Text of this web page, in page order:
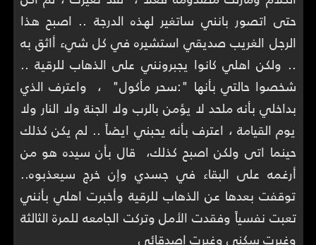
حتى اتصور بانني ساتغير لهذه الدرجة .. اصبح هذا
الرجل الغريب صديقي استشيره في كل شيء أاثق به
.. ولكن اهلي كانوا يجبرونني على الذهاب للرقية ..
شخصوا حالتي بأنها ":سحر مأكول" ، واعترف الذي
بداخلي بأنه ملحد لا يؤمن بالرب ولا الجنة ولا النار ولا
يوم القيامة ، اعترف بأنه يحبني ايضاً .. لم يكن كذلك
حينما اتى ولكن اصبح كذلك، قال بأن سيده هو من
أرغمه على البقاء في جسدي وإن خرج سيعذبوه..
توقفت بعدها عن الذهاب للرقية وأخبرت اهلي بأنني
تعبت نفسياً وفقدت الأمل وتركت الجامعه للمرة الثالثة
وغيرت سكني وغيرت اصدقائي